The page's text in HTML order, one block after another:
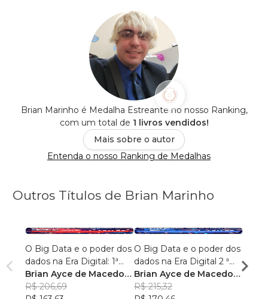
Brian Marinho é Medalha Estreante no nosso Ranking,
com um total de 1 livros vendidos!
Mais sobre o autor
Entenda o nosso Ranking de Medalhas
Outros Títulos de Brian Marinho
O Big Data e o poder dos
dados na Era Digital: 1ª
Edição.
Brian Ayce de Macedo
Marinho
R$ 206,69
O Big Data e o poder dos
dados na Era Digital 2 ª
Edição:
Brian Ayce de Macedo
Marinho
R$ 215,32